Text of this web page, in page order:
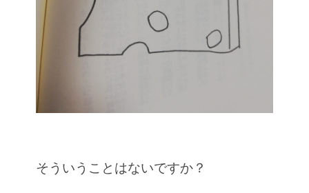
そういうことはないですか？